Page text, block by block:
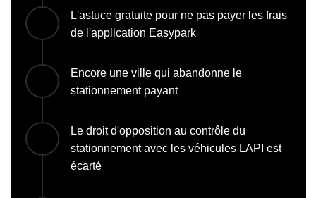
L'astuce gratuite pour ne pas payer les frais
de l'application Easypark
Encore une ville qui abandonne le
stationnement payant
Le droit d'opposition au contrôle du
stationnement avec les véhicules LAPI est
écarté